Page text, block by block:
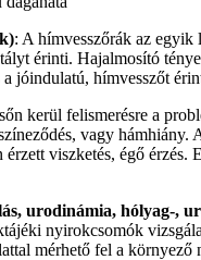
: A hímvesszőrák az egyik
érinti. Hajalmosító
jóindulatú, hímvesszőt
kerül felismerésre a
vagy
viszketés, égő
urodinámia, hólyag-,
nyirokcsomók
mérhető fel a környező